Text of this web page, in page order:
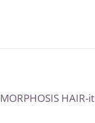
MORPHOSIS HAIR-it